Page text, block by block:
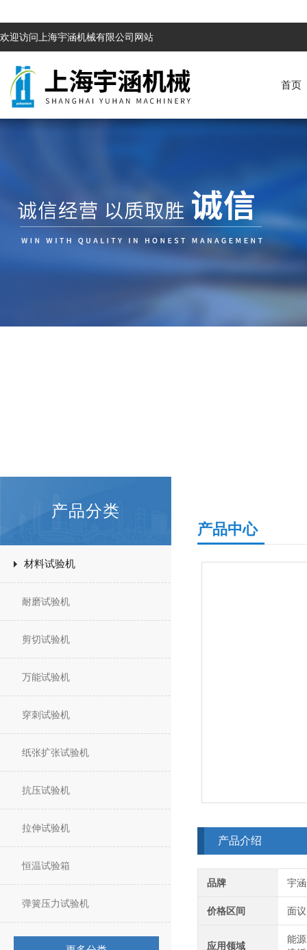
欢迎访问上海宇涵机械有限公司网站
首页
产品分类
材料试验机
耐磨试验机
剪切试验机
万能试验机
穿刺试验机
纸张扩张试验机
抗压试验机
拉伸试验机
恒温试验箱
弹簧压力试验机
产品中心
产品介绍
品牌 宇涵
价格区间 面议
应用领域
能